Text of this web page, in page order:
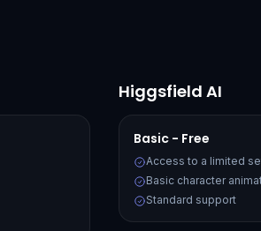
Higgsfield AI
Basic - Free
Access to a limited
Basic character
Standard support